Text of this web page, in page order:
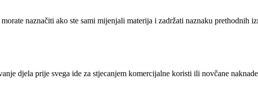
naznačiti ako ste sami mijenjali materija i zadržati naznaku prethodnih
djela prije svega ide za stjecanjem komercijalne koristi ili novčane